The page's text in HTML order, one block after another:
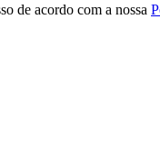
de acordo com a nossa